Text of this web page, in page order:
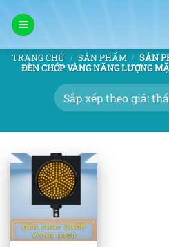
qua
dungTRANG CHỦ / SẢN PHẨM / SẢN
ĐÈN CHỚP VÀNG NĂNG LƯỢNG